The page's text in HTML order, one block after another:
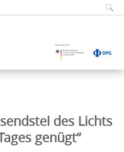
des Lichts
genügt“